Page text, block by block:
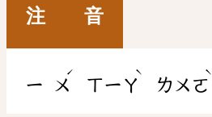
注 音
ㄧ ㄨ
ˊ
ㄒㄧㄚ
ˋ
ㄌㄨㄛ
ˋ